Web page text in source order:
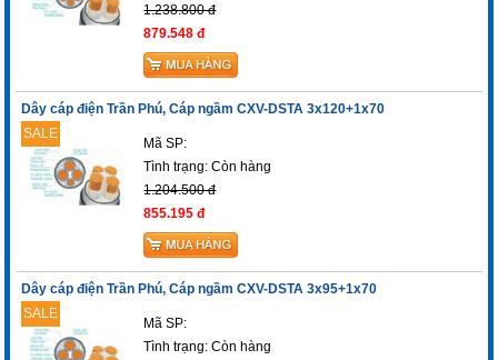
1.238.800 đ
879.548 đ
Dây cáp điện Trần Phú, Cáp ngầm CXV-DSTA 3x120+1x70
SALE
Mã SP:
Tình trạng:Còn hàng
1.204.500 đ
855.195 đ
Dây cáp điện Trần Phú, Cáp ngầm CXV-DSTA 3x95+1x70
SALE
Mã SP:
Tình trạng:Còn hàng